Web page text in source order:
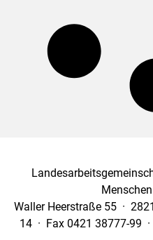
Waller Heerstraße 55 ·
14 · Fax 0421 38777-99